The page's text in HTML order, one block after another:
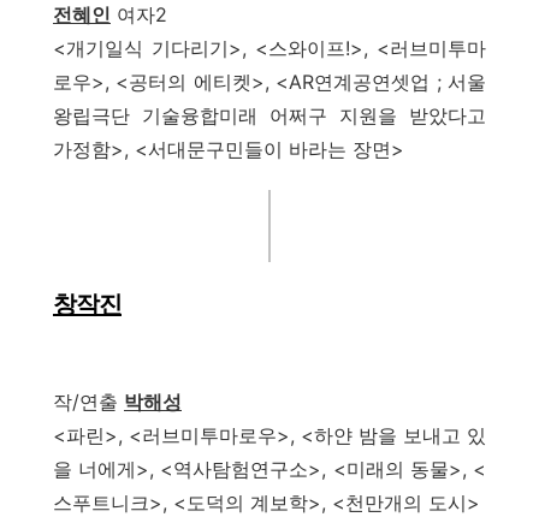
전혜인 여자2
<개기일식 기다리기>, <스와이프!>, <러브미투마
로우>, <공터의 에티켓>, <AR연계공연셋업 ; 서울
왕립극단 기술융합미래 어쩌구 지원을 받았다고
가정함>, <서대문구민들이 바라는 장면>
창작진
작/연출 박해성
<파린>, <러브미투마로우>, <하얀 밤을 보내고 있
을 너에게>, <역사탐험연구소>, <미래의 동물>, <
스푸트니크>, <도덕의 계보학>, <천만개의 도시>